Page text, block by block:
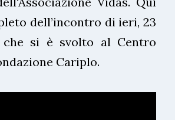
dell’incontro di ieri, 23
che si è svolto al Centro
Cariplo.